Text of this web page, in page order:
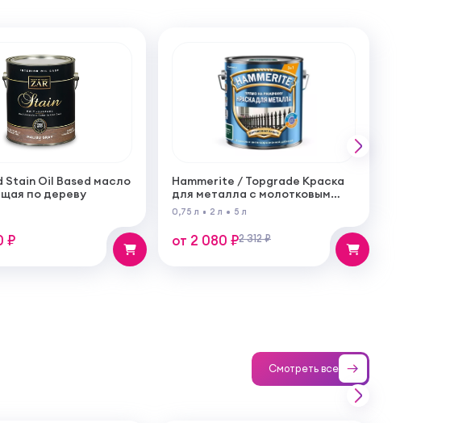
Stain Oil Based масло
по дереву
₽
Hammerite / Topgrade Краска
для металла с молотковым
эффектом
0,75 л 2 л 5 л
от 2 080 ₽2 312 ₽
Смотреть все